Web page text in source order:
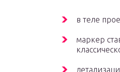
в теле
маркер